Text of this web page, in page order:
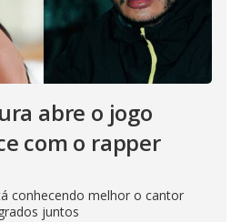
abre o jogo
com o rapper
conhecendo melhor o cantor
juntos